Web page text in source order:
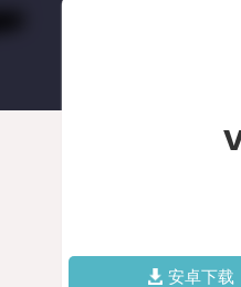
安卓下载